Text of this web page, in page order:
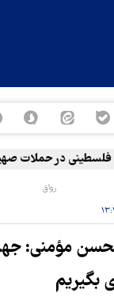
رواق
مؤمنی: